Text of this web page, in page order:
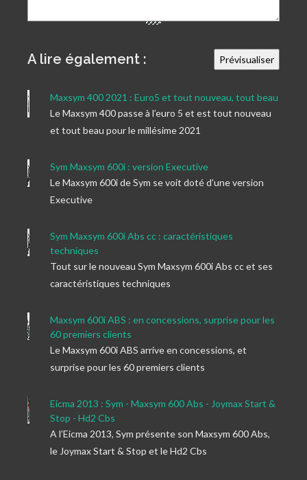
A lire également :
Maxsym 400 2021 : Euro5 et tout nouveau, tout beau
Le Maxsym 400 passe à l’euro 5 et est tout nouveau
et tout beau pour le millésime 2021
Sym Maxsym 600i : version Executive
Le Maxsym 600i de Sym se voit doté d’une version
Executive
Sym Maxsym 600i Abs cc : caractéristiques
techniques
Tout sur le nouveau Sym Maxsym 600i Abs cc et ses
caractéristiques techniques
Maxsym 600i ABS : en concessions, surprise pour les
60 premiers clients
Le Maxsym 600i ABS arrive en concessions, et
surprise pour les 60 premiers clients
Eicma 2013 : Sym - Maxsym 600 Abs - Joymax Start &
Stop - Hd2 Cbs
A l’Eicma 2013, Sym présente son Maxsym 600 Abs,
le Joymax Start & Stop et le Hd2 Cbs